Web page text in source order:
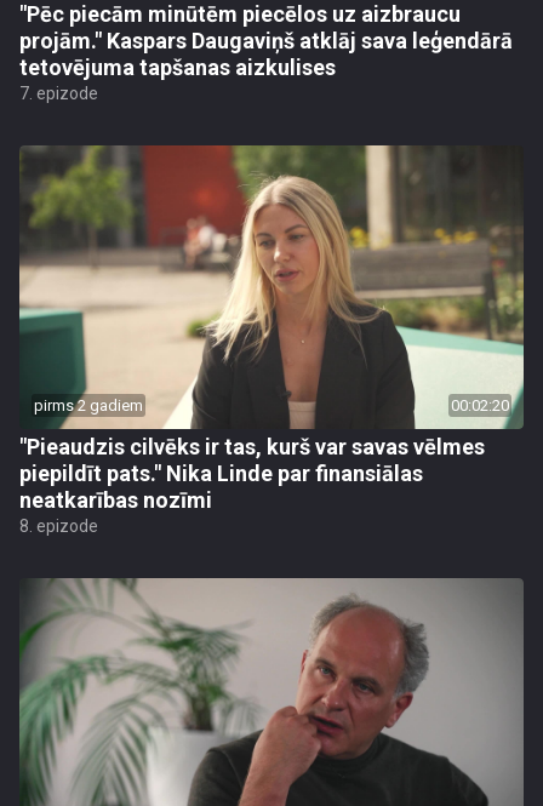
"Pēc piecām minūtēm piecēlos uz aizbraucu
projām." Kaspars Daugaviņš atklāj sava leģendārā
tetovējuma tapšanas aizkulises
7. epizode
pirms 2 gadiem 00:02:20
"Pieaudzis cilvēks ir tas, kurš var savas vēlmes
piepildīt pats." Nika Linde par finansiālas
neatkarības nozīmi
8. epizode